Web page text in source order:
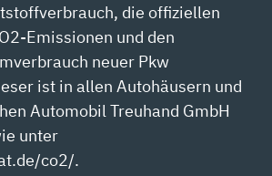
die offiziellen
Emissionen und den
neuer Pkw
ist in allen Autohäusern und
Automobil Treuhand GmbH
unter
co2/.